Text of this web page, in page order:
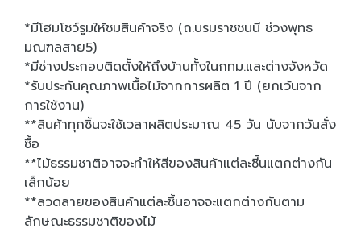
*มีโฮมโชว์รูมให้ชมสินค้าจริง (ถ.บรมราชชนนี ช่วงพุทธ
มณฑลสาย5)
*มีช่างประกอบติดตั้งให้ถึงบ้านทั้งในกทม.และต่างจังหวัด
*รับประกันคุณภาพเนื้อไม้จากการผลิต 1 ปี (ยกเว้นจาก
การใช้งาน)
**สินค้าทุกชิ้นจะใช้เวลาผลิตประมาณ 45 วัน นับจากวันสั่ง
ซื้อ
**ไม้ธรรมชาติอาจจะทำให้สีของสินค้าแต่ละชี้นแตกต่างกัน
เล็กน้อย
**ลวดลายของสินค้าแต่ละชิ้นอาจจะแตกต่างกันตาม
ลักษณะธรรมชาติของไม้